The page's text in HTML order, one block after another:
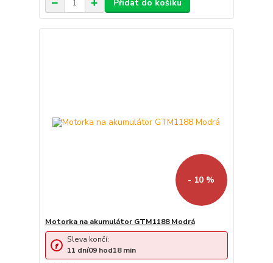
Přidat do košíku
- 10 %
Motorka na akumulátor GTM1188 Modrá
Sleva končí:
11 dní09 hod18min